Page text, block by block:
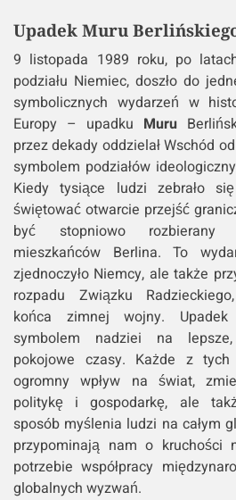
Upadek Muru
9 listopada 1989 roku, po
podziału Niemiec, doszło do
symbolicznych wydarzeń w
Europy – upadku Muru
przez dekady oddzielał Wschód
symbolem podziałów
Kiedy tysiące ludzi zebrało
świętować otwarcie przejść
być stopniowo rozbierany
mieszkańców Berlina. To
zjednoczyło Niemcy, ale także
rozpadu Związku
końca zimnej wojny.
symbolem nadziei na
pokojowe czasy. Każde z tych
ogromny wpływ na świat,
politykę i gospodarkę, ale
sposób myślenia ludzi na całym
przypominają nam o kruchości
potrzebie współpracy
globalnych wyzwań.